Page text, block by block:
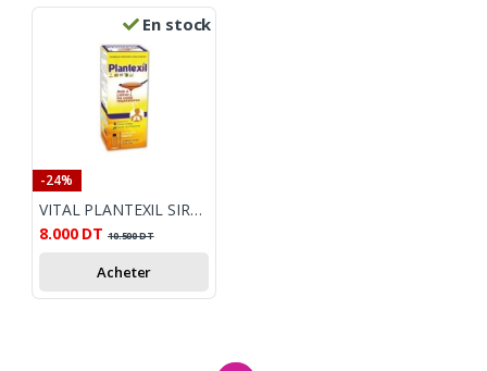
En stock
-24%
VITAL PLANTEXIL SIROP TOUX SECHE 150ML
8.000 DT 10.500DT
Acheter